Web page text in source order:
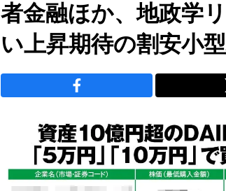
者金融ほか、地政学
い上昇期待の割安小